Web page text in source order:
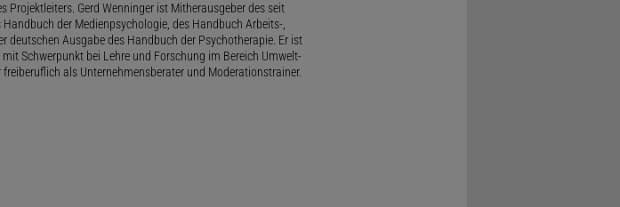
Projektleiters. Gerd Wenninger ist Mitherausgeber des seit
der Medienpsychologie, des Handbuch Arbeits-,
deutschen Ausgabe des Handbuch der Psychotherapie. Er ist
Schwerpunkt bei Lehre und Forschung im Bereich Umwelt-
als Unternehmensberater und Moderationstrainer.